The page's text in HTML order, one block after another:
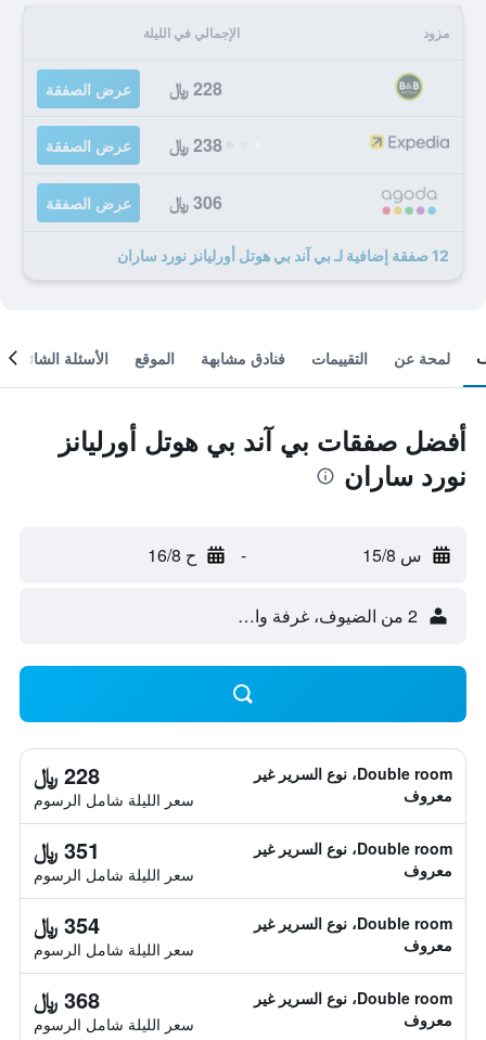
مزود الإجمالي في الليلة
228 ﷼ عرض الصفقة
238 ﷼ عرض الصفقة
306 ﷼ عرض الصفقة
12 صفقة إضافية لـ بي آند بي هوتل أورليانز نورد ساران
لمحة عن التقييمات فنادق مشابهة الموقع الأسئلة الشائعة
أفضل صفقات بي آند بي هوتل أورليانز
نورد ساران
س 15/8 - ح 16/8
2 من الضيوف، غرفة واحدة
Double room، نوع السرير غير
معروف
228 ﷼
سعر الليلة شامل الرسوم
Double room، نوع السرير غير
معروف
351 ﷼
سعر الليلة شامل الرسوم
Double room، نوع السرير غير
معروف
354 ﷼
سعر الليلة شامل الرسوم
Double room، نوع السرير غير
معروف
368 ﷼
سعر الليلة شامل الرسوم